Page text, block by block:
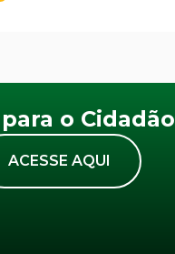
o Cidadão
ACESSE AQUI